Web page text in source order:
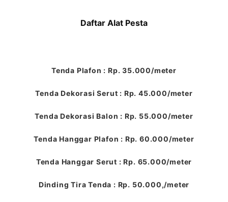
Daftar Alat Pesta
Tenda Plafon : Rp. 35.000/meter
Tenda Dekorasi Serut : Rp. 45.000/meter
Tenda Dekorasi Balon : Rp. 55.000/meter
Tenda Hanggar Plafon : Rp. 60.000/meter
Tenda Hanggar Serut : Rp. 65.000/meter
Dinding Tira Tenda : Rp. 50.000,/meter